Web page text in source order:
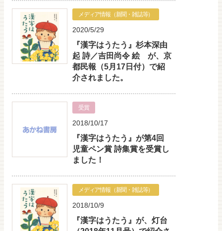
メディア情報（新聞・雑誌等）
2020/5/29
『漢字はうたう』杉本深由
起 詩／吉田尚令 絵 が、京
都民報（5月17日付）で紹
介されました。
受賞
2018/10/17
『漢字はうたう』が第4回
児童ペン賞 詩集賞を受賞し
ました！
メディア情報（新聞・雑誌等）
2018/10/9
『漢字はうたう』が、灯台